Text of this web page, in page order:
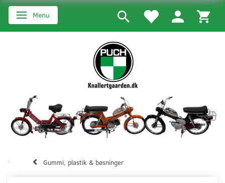
Skifte navigation
Menu
Gummi, plastik & bøsninger